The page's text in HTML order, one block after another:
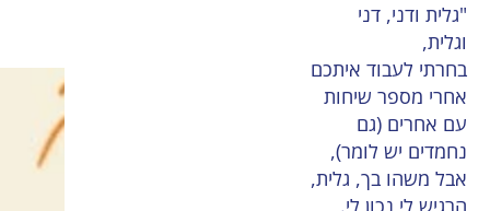
"גלית ודני, דני
וגלית,
בחרתי לעבוד איתכם
אחרי מספר שיחות
עם אחרים (גם
נחמדים יש לומר),
אבל משהו בך, גלית,